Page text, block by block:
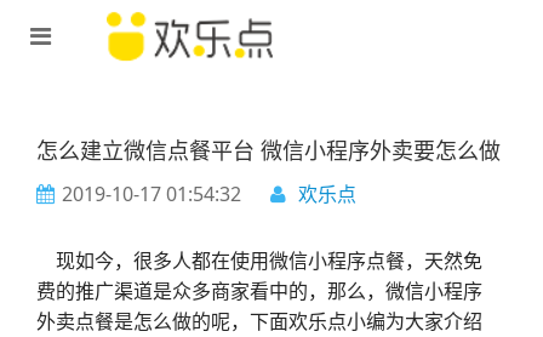
怎么建立微信点餐平台 微信小程序外卖要怎么做
2019-10-17 01:54:32 欢乐点
现如今，很多人都在使用微信小程序点餐，天然免
费的推广渠道是众多商家看中的，那么，微信小程序
外卖点餐是怎么做的呢，下面欢乐点小编为大家介绍